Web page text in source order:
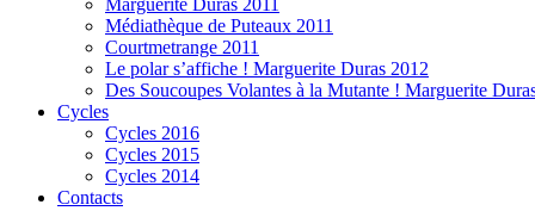
Médiathèque de Puteaux 2011
Courtmetrange 2011
Le polar s’affiche ! Marguerite Duras 2012
Des Soucoupes Volantes à la Mutante ! Marguerite
Cycles
Cycles 2016
Cycles 2015
Cycles 2014
Contacts